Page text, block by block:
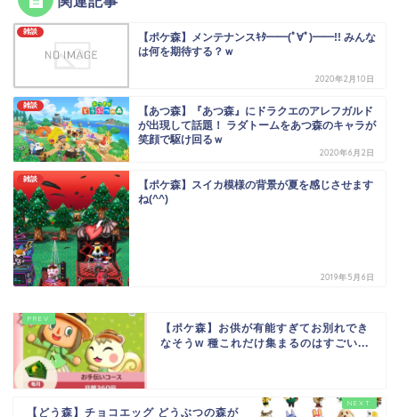
雑談
【ポケ森】メンテナンスｷﾀ━━(ﾟ∀ﾟ)━━!! みんな
は何を期待する？ｗ
2020年2月10日
雑談
【あつ森】『あつ森』にドラクエのアレフガルド
が出現して話題！ ラダトームをあつ森のキャラが
笑顔で駆け回るｗ
2020年6月2日
雑談
【ポケ森】スイカ模様の背景が夏を感じさせます
ね(^^)
2019年5月6日
【ポケ森】お供が有能すぎてお別れでき
なそうw 種これだけ集まるのはすごい...
【どう森】チョコエッグ どうぶつの森が